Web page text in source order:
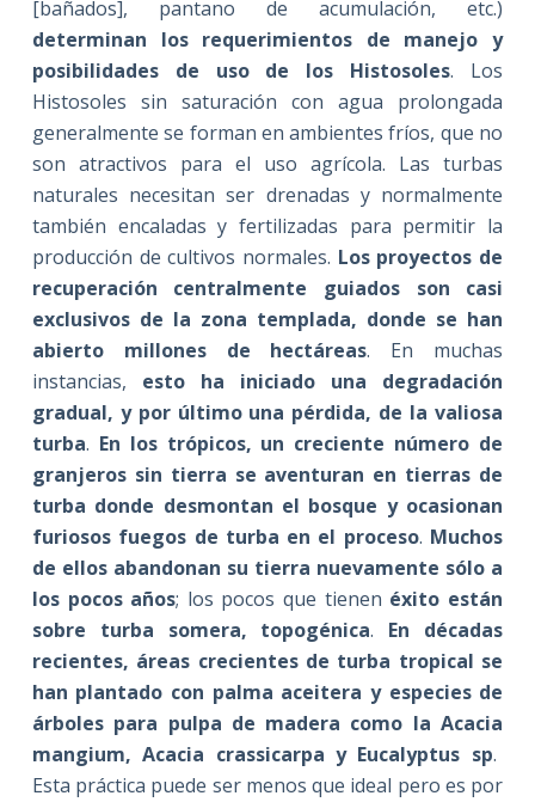
[bañados], pantano de acumulación, etc.)
determinan los requerimientos de manejo y
posibilidades de uso de los Histosoles. Los
Histosoles sin saturación con agua prolongada
generalmente se forman en ambientes fríos, que no
son atractivos para el uso agrícola. Las turbas
naturales necesitan ser drenadas y normalmente
también encaladas y fertilizadas para permitir la
producción de cultivos normales. Los proyectos de
recuperación centralmente guiados son casi
exclusivos de la zona templada, donde se han
abierto millones de hectáreas. En muchas
instancias, esto ha iniciado una degradación
gradual, y por último una pérdida, de la valiosa
turba. En los trópicos, un creciente número de
granjeros sin tierra se aventuran en tierras de
turba donde desmontan el bosque y ocasionan
furiosos fuegos de turba en el proceso. Muchos
de ellos abandonan su tierra nuevamente sólo a
los pocos años; los pocos que tienen éxito están
sobre turba somera, topogénica. En décadas
recientes, áreas crecientes de turba tropical se
han plantado con palma aceitera y especies de
árboles para pulpa de madera como la Acacia
mangium, Acacia crassicarpa y Eucalyptus sp.
Esta práctica puede ser menos que ideal pero es por